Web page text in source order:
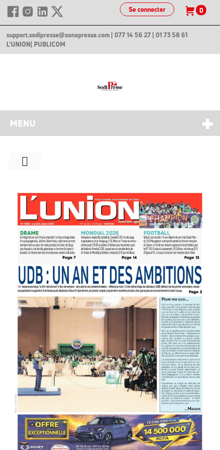
Se connecter 0
support.sodipresse@sonapresse.com | 077 14 56 27 | 01 73 58 61
L'UNION | PUBLICOM
MENU